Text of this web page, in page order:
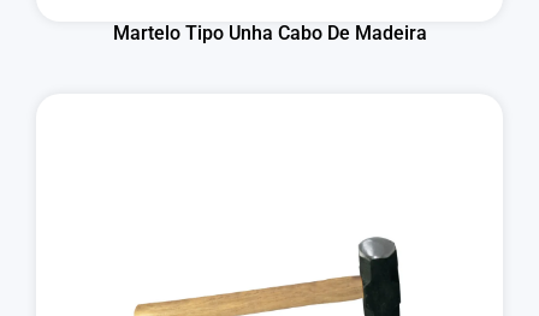
Martelo Tipo Unha Cabo De Madeira